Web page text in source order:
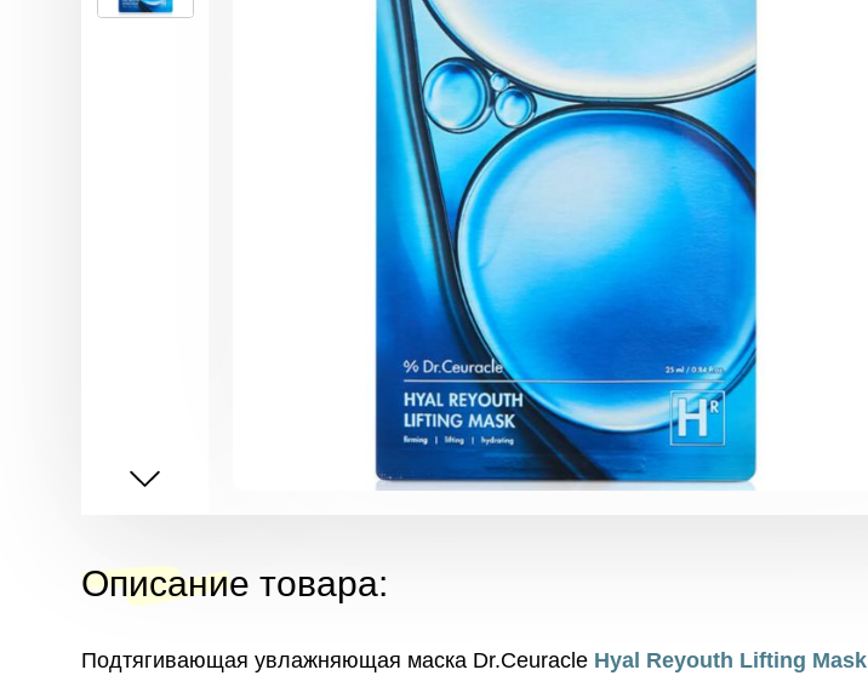
Описание товара:
Подтягивающая увлажняющая маска Dr.Ceuracle Hyal Reyouth Lifting Mask